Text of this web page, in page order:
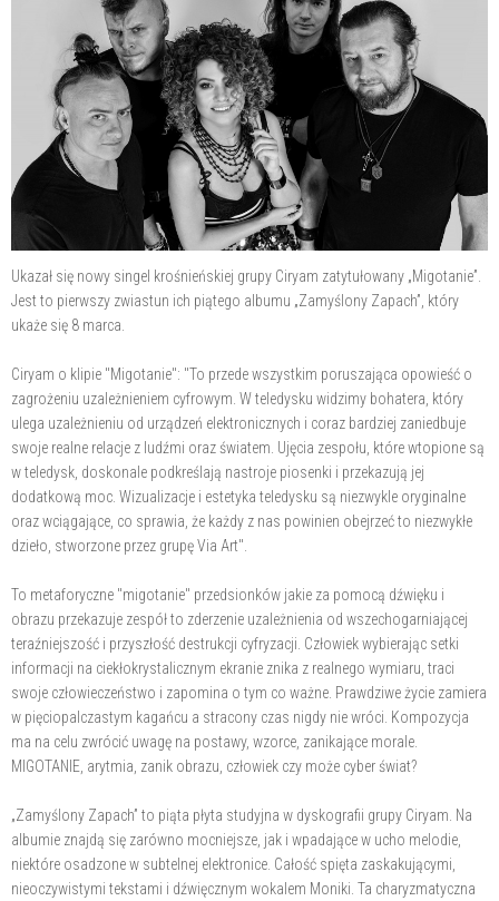
Ukazał się nowy singel krośnieńskiej grupy Ciryam zatytułowany „Migotanie”.
Jest to pierwszy zwiastun ich piątego albumu „Zamyślony Zapach”, który
ukaże się 8 marca.
Ciryam o klipie "Migotanie": "To przede wszystkim poruszająca opowieść o
zagrożeniu uzależnieniem cyfrowym. W teledysku widzimy bohatera, który
ulega uzależnieniu od urządzeń elektronicznych i coraz bardziej zaniedbuje
swoje realne relacje z ludźmi oraz światem. Ujęcia zespołu, które wtopione są
w teledysk, doskonale podkreślają nastroje piosenki i przekazują jej
dodatkową moc. Wizualizacje i estetyka teledysku są niezwykle oryginalne
oraz wciągające, co sprawia, że każdy z nas powinien obejrzeć to niezwykłe
dzieło, stworzone przez grupę Via Art".
To metaforyczne "migotanie" przedsionków jakie za pomocą dźwięku i
obrazu przekazuje zespół to zderzenie uzależnienia od wszechogarniającej
teraźniejszość i przyszłość destrukcji cyfryzacji. Człowiek wybierając setki
informacji na ciekłokrystalicznym ekranie znika z realnego wymiaru, traci
swoje człowieczeństwo i zapomina o tym co ważne. Prawdziwe życie zamiera
w pięciopalczastym kagańcu a stracony czas nigdy nie wróci. Kompozycja
ma na celu zwrócić uwagę na postawy, wzorce, zanikające morale.
MIGOTANIE, arytmia, zanik obrazu, człowiek czy może cyber świat?
„Zamyślony Zapach” to piąta płyta studyjna w dyskografii grupy Ciryam. Na
albumie znajdą się zarówno mocniejsze, jak i wpadające w ucho melodie,
niektóre osadzone w subtelnej elektronice. Całość spięta zaskakującymi,
nieoczywistymi tekstami i dźwięcznym wokalem Moniki. Ta charyzmatyczna